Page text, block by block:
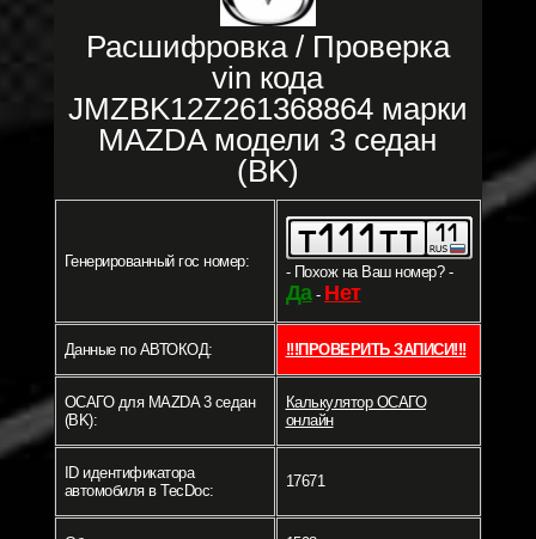
Расшифровка / Проверка
vin кода
JMZBK12Z261368864 марки
MAZDA модели 3 седан
(BK)
Генерированный гос номер:
- Похож на Ваш номер? -
Да- Нет
Данные по АВТОКОД: !!!ПРОВЕРИТЬ ЗАПИСИ!!!
ОСАГО для MAZDA 3 седан
(BK):
Калькулятор ОСАГО
онлайн
ID идентификатора
автомобиля в TecDoc:
17671